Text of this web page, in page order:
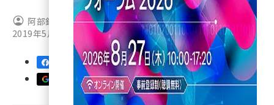
note (2322)
セミナー (2315)
z世代 (1629)
meo (1281)
llmo (1167)
阿部欽一（キットフック）
2019年5月13日 7:00
優先するニュース提供元に追加